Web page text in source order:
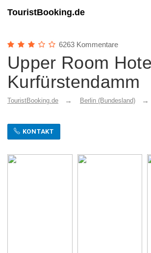
TouristBooking.de
6263 Kommentare
Upper Room
Kurfürstendamm
TouristBooking.de Berlin (Bundesland)
KONTAKT